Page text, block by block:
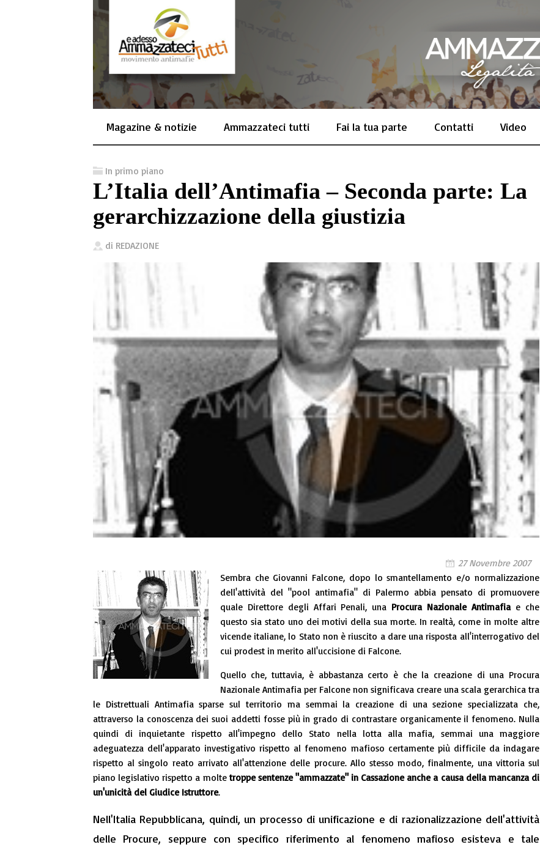
Magazine & notizie Ammazzateci tutti Fai la tua parte Contatti Video
In primo piano
L’Italia dell’Antimafia – Seconda parte: La
gerarchizzazione della giustizia
di REDAZIONE
27 Novembre 2007
Sembra che Giovanni Falcone, dopo lo smantellamento e/o normalizzazione
dell'attività del "pool antimafia" di Palermo abbia pensato di promuovere
quale Direttore degli Affari Penali, una Procura Nazionale Antimafiae che
questo sia stato uno dei motivi della sua morte. In realtà, come in molte altre
vicende italiane, lo Stato non è riuscito a dare una risposta all'interrogativo del
cui prodest in merito all'uccisione di Falcone.
Quello che, tuttavia, è abbastanza certo è che la creazione di una Procura
Nazionale Antimafia per Falcone non significava creare una scala gerarchica tra
le Distrettuali Antimafia sparse sul territorio ma semmai la creazione di una sezione specializzata che,
attraverso la conoscenza dei suoi addetti fosse più in grado di contrastare organicamente il fenomeno. Nulla
quindi di inquietante rispetto all'impegno dello Stato nella lotta alla mafia, semmai una maggiore
adeguatezza dell'apparato investigativo rispetto al fenomeno mafioso certamente più difficile da indagare
rispetto al singolo reato arrivato all'attenzione delle procure. Allo stesso modo, finalmente, una vittoria sul
piano legislativo rispetto a moltetroppe sentenze "ammazzate" in Cassazione anche a causa della mancanza di
un'unicità del Giudice Istruttore.
Nell'Italia Repubblicana, quindi, un processo di unificazione e di razionalizzazione dell'attività
delle Procure, seppure con specifico riferimento al fenomeno mafioso esisteva e tale